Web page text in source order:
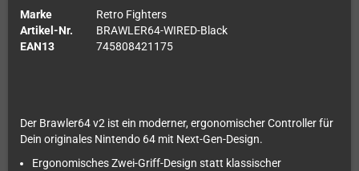
Marke
Retro Fighters
Artikel-Nr.
BRAWLER64-WIRED-Black
EAN13
745808421175
Der Brawler64 v2 ist ein moderner, ergonomischer Controller für
Dein originales Nintendo 64 mit Next-Gen-Design.
Ergonomisches Zwei-Griff-Design statt klassischer